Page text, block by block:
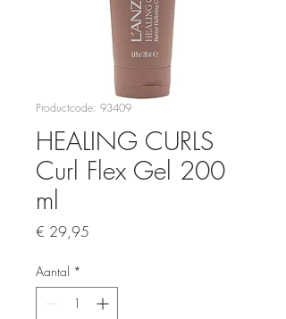
Productcode: 93409
HEALING CURLS
Curl Flex Gel 200
ml
€ 29,95
Aantal *